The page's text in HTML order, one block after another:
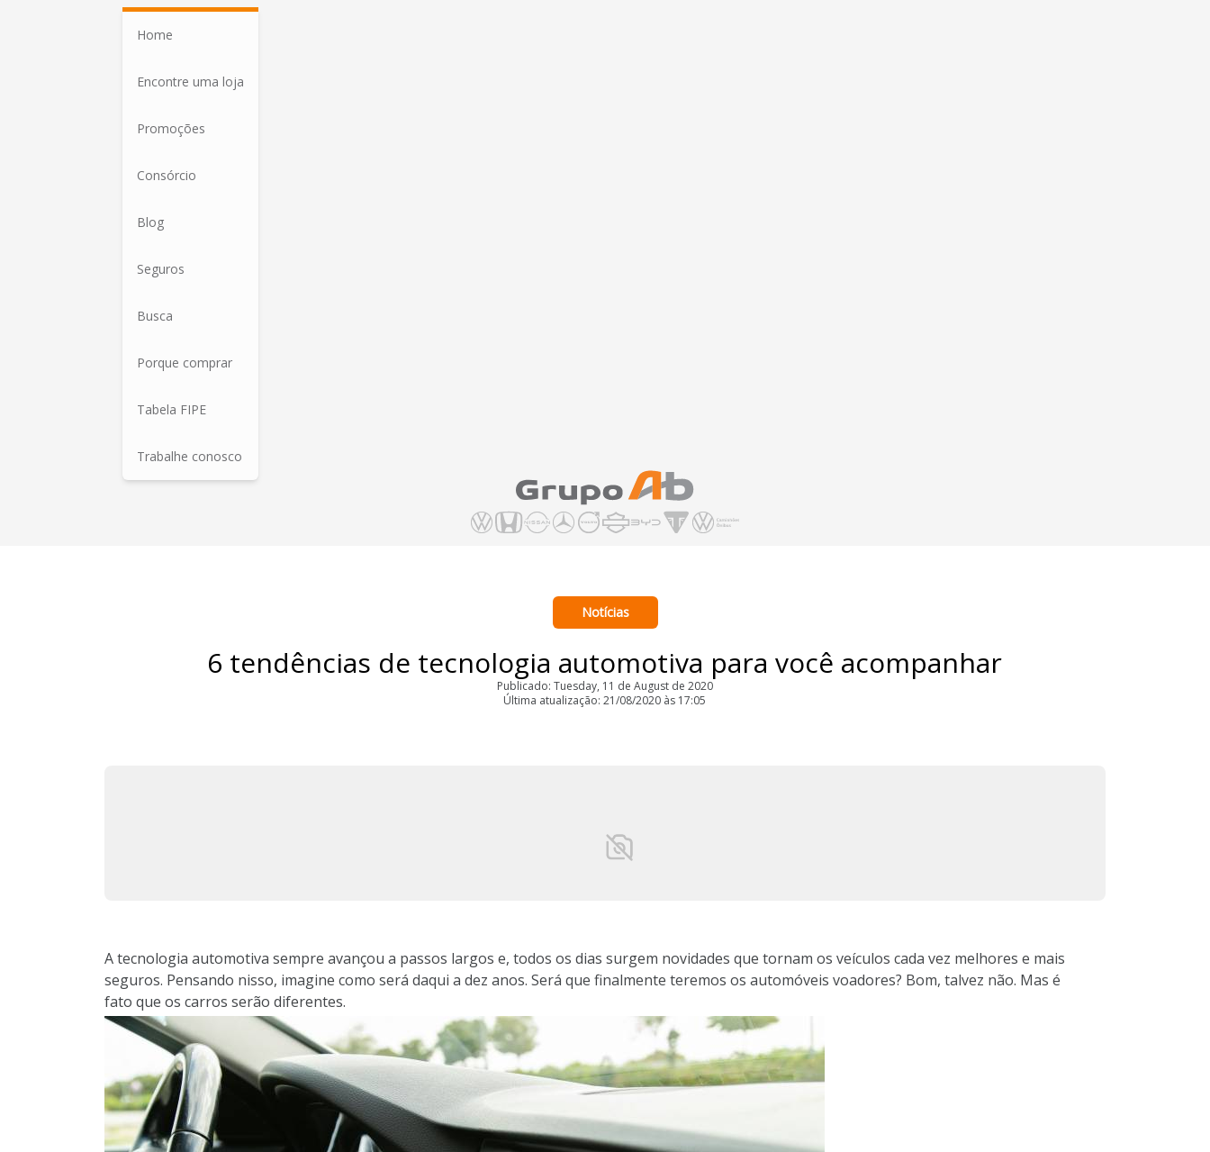
Home
Encontre uma loja
Promoções
Consórcio
Blog
Seguros
Busca
Porque comprar
Tabela FIPE
Trabalhe conosco
Notícias
6 tendências de tecnologia automotiva para você acompanhar
Publicado: Tuesday, 11 de August de 2020
Última atualização: 21/08/2020 às 17:05
A tecnologia automotiva sempre avançou a passos largos e, todos os dias surgem novidades que tornam os veículos cada vez melhores e mais
seguros. Pensando nisso, imagine como será daqui a dez anos. Será que finalmente teremos os automóveis voadores? Bom, talvez não. Mas é
fato que os carros serão diferentes.